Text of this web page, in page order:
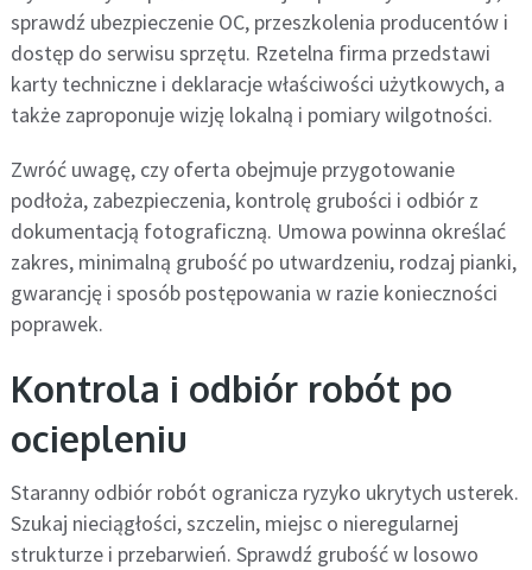
sprawdź ubezpieczenie OC, przeszkolenia producentów i
dostęp do serwisu sprzętu. Rzetelna firma przedstawi
karty techniczne i deklaracje właściwości użytkowych, a
także zaproponuje wizję lokalną i pomiary wilgotności.
Zwróć uwagę, czy oferta obejmuje przygotowanie
podłoża, zabezpieczenia, kontrolę grubości i odbiór z
dokumentacją fotograficzną. Umowa powinna określać
zakres, minimalną grubość po utwardzeniu, rodzaj pianki,
gwarancję i sposób postępowania w razie konieczności
poprawek.
Kontrola i odbiór robót po
ociepleniu
Staranny odbiór robót ogranicza ryzyko ukrytych usterek.
Szukaj nieciągłości, szczelin, miejsc o nieregularnej
strukturze i przebarwień. Sprawdź grubość w losowo